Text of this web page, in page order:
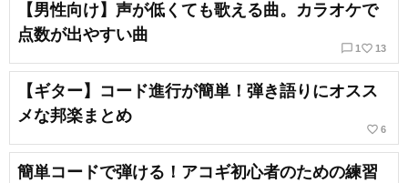
【男性向け】声が低くても歌える曲。カラオケで
点数が出やすい曲
chat_bubble_outline 1 favorite_border 13
【ギター】コード進行が簡単！弾き語りにオスス
メな邦楽まとめ
favorite_border 6
簡単コードで弾ける！アコギ初心者のための練習